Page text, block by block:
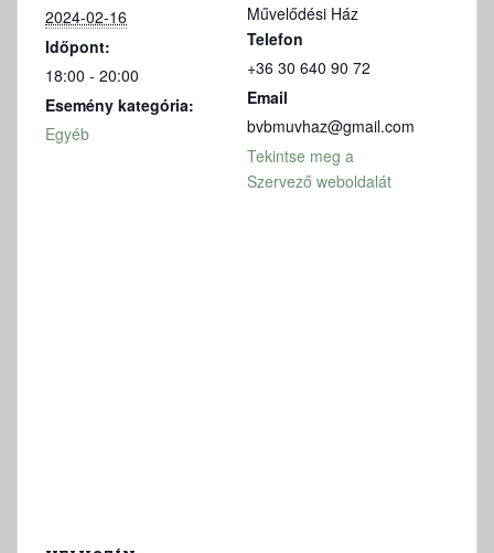
2024-02-16
Időpont:
18:00 - 20:00
Esemény kategória:
Egyéb
Művelődési Ház
Telefon
+36 30 640 90 72
Email
bvbmuvhaz@gmail.com
Tekintse meg a
Szervező weboldalát